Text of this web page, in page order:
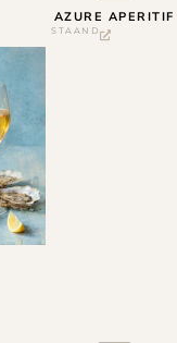
AZURE APERITIF
STAAND